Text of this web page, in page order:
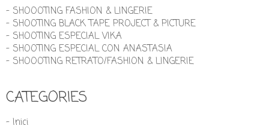
- SHOOOTING FASHION & LINGERIE
- SHOOTING BLACK TAPE PROJECT & PICTURE
- SHOOTING ESPECIAL VIKA
- SHOOTING ESPECIAL CON ANASTASIA
- SHOOOTING RETRATO/FASHION & LINGERIE
CATEGORIES